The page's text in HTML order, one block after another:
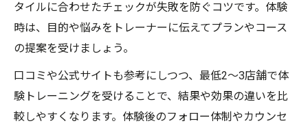
タイルに合わせたチェックが失敗を防ぐコツです。体験
時は、目的や悩みをトレーナーに伝えてプランやコース
の提案を受けましょう。
口コミや公式サイトも参考にしつつ、最低2〜3店舗で体
験トレーニングを受けることで、結果や効果の違いを比
較しやすくなります。体験後のフォロー体制やカウンセ